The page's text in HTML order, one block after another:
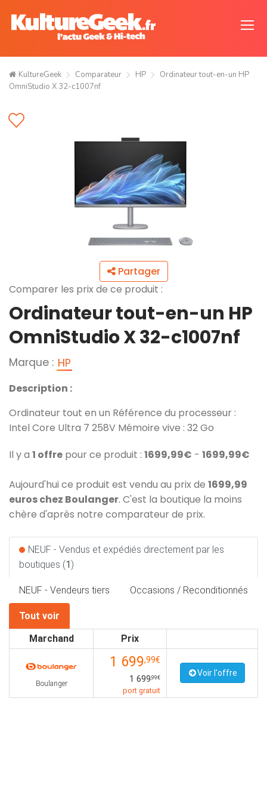
KultureGeek Comparateur HP
Ordinateur tout-en-un HP
OmniStudio X 32-c1007nf
Partager
Comparer les prix de ce produit :
Ordinateur tout-en-un HP
OmniStudio X 32-c1007nf
Marque : HP
Description :
Ordinateur tout en un Référence du processeur :
Intel Core Ultra 7 258V Mémoire vive : 32 Go
Il y a 1 offre pour ce produit : 1699,99€ - 1699,99€
Aujourd'hui ce produit est vendu au prix de 1699,99
euros chez Boulanger. C'est la boutique la moins
chère d'après notre comparateur de prix.
NEUF - Vendus et expédiés directement par les
boutiques (1)
NEUF - Vendeurs tiers Occasions / Reconditionnés
Tout voir
Marchand
Prix
Boulanger
1 699,99€
1 699,99€
port gratuit
Voir l'offre